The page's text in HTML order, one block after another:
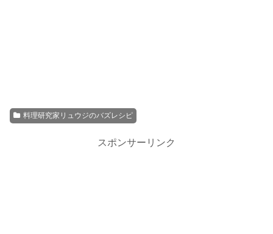
料理研究家リュウジのバズレシピ
スポンサーリンク